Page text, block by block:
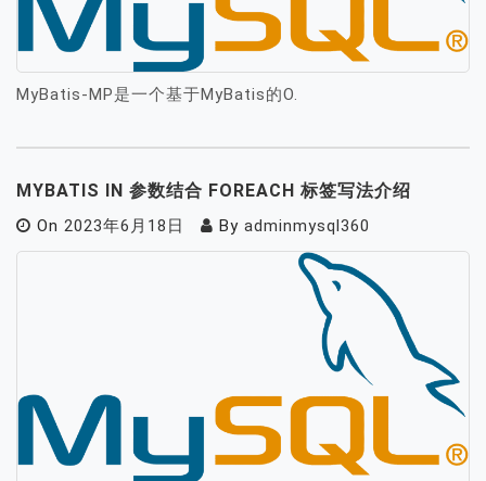
MyBatis-MP是一个基于MyBatis的O.
MYBATIS IN 参数结合 FOREACH 标签写法介绍
On 2023年6月18日 By adminmysql360